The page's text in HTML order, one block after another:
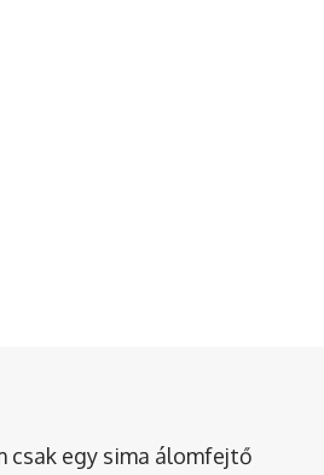
csak egy sima álomfejtő